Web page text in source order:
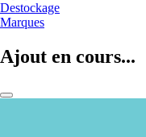
Destockage
Marques
Ajout en cours...